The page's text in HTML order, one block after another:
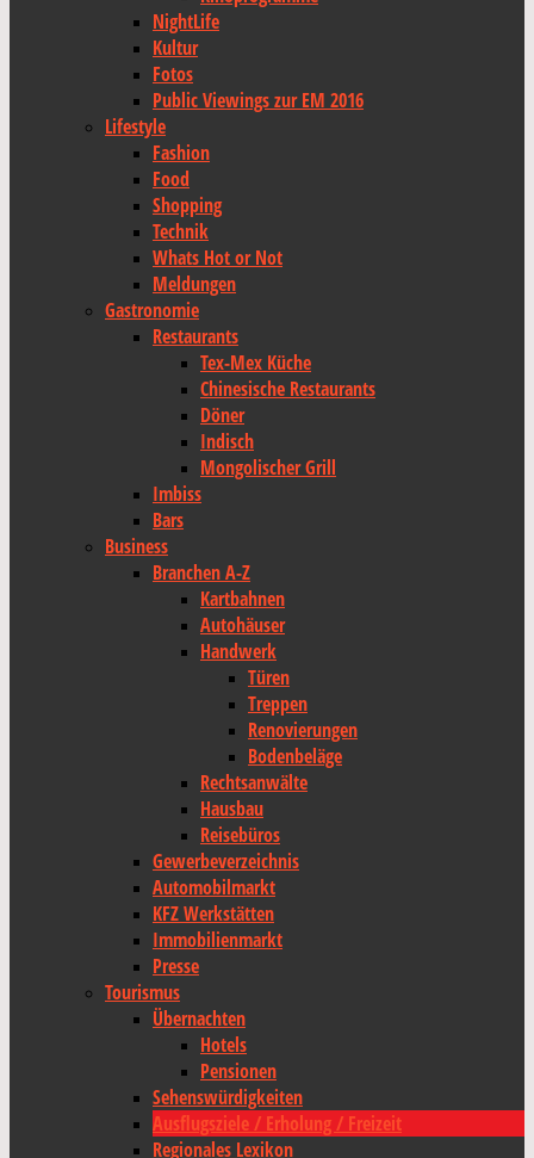
NightLife
Kultur
Fotos
Public Viewings zur EM 2016
Lifestyle
Fashion
Food
Shopping
Technik
Whats Hot or Not
Meldungen
Gastronomie
Restaurants
Tex-Mex Küche
Chinesische Restaurants
Döner
Indisch
Mongolischer Grill
Imbiss
Bars
Business
Branchen A-Z
Kartbahnen
Autohäuser
Handwerk
Türen
Treppen
Renovierungen
Bodenbeläge
Rechtsanwälte
Hausbau
Reisebüros
Gewerbeverzeichnis
Automobilmarkt
KFZ Werkstätten
Immobilienmarkt
Presse
Tourismus
Übernachten
Hotels
Pensionen
Sehenswürdigkeiten
Ausflugsziele / Erholung / Freizeit
Regionales Lexikon